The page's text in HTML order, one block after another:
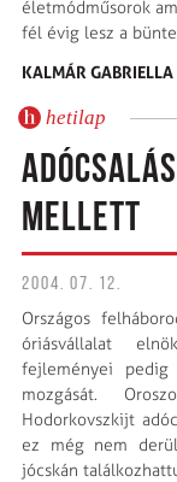
életmódműsorok
fél évig lesz a
KALMÁR GABRIELLA
hetilap
MELLETT
2004. 07. 12.
Országos
óriásvállalat
fejleményei pedig
mozgását.
Hodorkovszkijt
ez még nem
jócskán